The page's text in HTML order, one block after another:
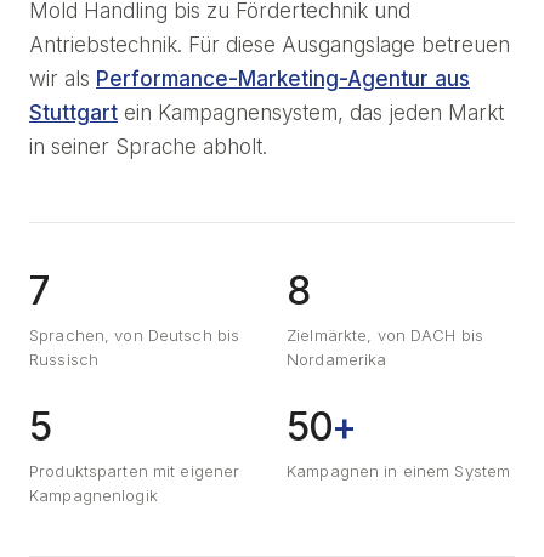
Mold Handling bis zu Fördertechnik und
Antriebstechnik. Für diese Ausgangslage betreuen
wir als Performance-Marketing-Agentur aus
Stuttgart ein Kampagnensystem, das jeden Markt
in seiner Sprache abholt.
7
Sprachen, von Deutsch bis
Russisch
8
Zielmärkte, von DACH bis
Nordamerika
5
Produktsparten mit eigener
Kampagnenlogik
50+
Kampagnen in einem System